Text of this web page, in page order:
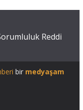
Reddi
bir medyaşam